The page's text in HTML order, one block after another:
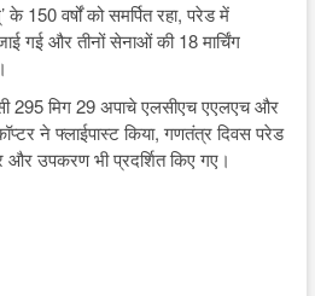
150 वर्षों को समर्पित रहा, परेड में
गई और तीनों सेनाओं की 18 मार्चिंग
295 मिग 29 अपाचे एलसीएच एएलएच और
ने फ्लाईपास्ट किया, गणतंत्र दिवस परेड
और उपकरण भी प्रदर्शित किए गए।